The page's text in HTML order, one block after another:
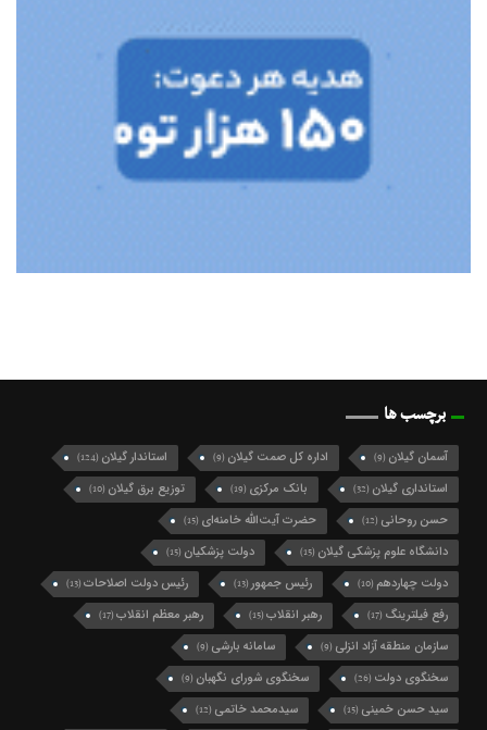
برچسب ها
آسمان گیلان (9) اداره کل صمت گیلان (9) استاندار گیلان (124)
استانداری گیلان (32) بانک مرکزی (19) توزیع برق گیلان (10)
حسن روحانی (12) حضرت آیت‌الله خامنه‌ای (15)
دانشگاه علوم پزشکی گیلان (15) دولت پزشکیان (15)
دولت چهاردهم (10) رئیس جمهور(13) رئیس دولت اصلاحات(13)
رفع فیلترینگ (17) رهبر انقلاب(15) رهبر معظم انقلاب(17)
سازمان منطقه آزاد انزلی (9) سامانه بارشی (9)
سخنگوی دولت (26) سخنگوی شورای نگهبان (9)
سید حسن خمینی (15) سیدمحمد خاتمی (12)